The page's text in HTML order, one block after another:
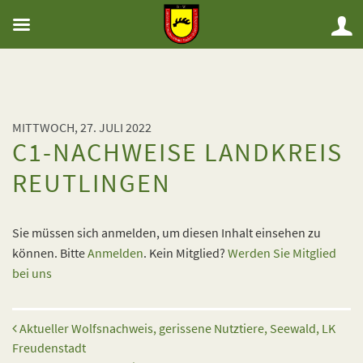
MITTWOCH, 27. JULI 2022
C1-NACHWEISE LANDKREIS
REUTLINGEN
Sie müssen sich anmelden, um diesen Inhalt einsehen zu
können. BitteAnmelden. Kein Mitglied? Werden Sie Mitglied
bei uns
Beitrags-Navigation
Aktueller Wolfsnachweis, gerissene Nutztiere, Seewald, LK
Freudenstadt